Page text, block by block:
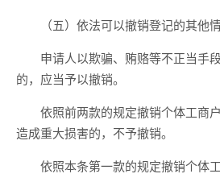
（五）依法可以撤销登记的其他情
申请人以欺骗、贿赂等不正当手
的，应当予以撤销。
依照前两款的规定撤销个体工商
造成重大损害的，不予撤销。
依照本条第一款的规定撤销个体